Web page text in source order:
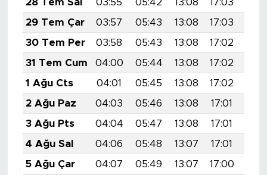
29 Tem Çar
03:57 05:43 13:08 17:03
30 Tem Per
03:58 05:43 13:08 17:02
31 Tem Cum
04:00 05:44 13:08 17:02
1 Ağu Cts
04:01 05:45 13:08 17:02
2 Ağu Paz
04:03 05:46 13:08 17:01
3 Ağu Pts
04:04 05:47 13:08 17:01
4 Ağu Sal
04:06 05:48 13:07 17:01
5 Ağu Çar
04:07 05:49 13:07 17:00